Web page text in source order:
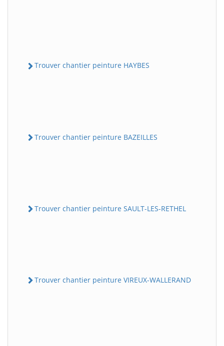
Trouver chantier peinture HAYBES
Trouver chantier peinture BAZEILLES
Trouver chantier peinture SAULT-LES-RETHEL
Trouver chantier peinture VIREUX-WALLERAND